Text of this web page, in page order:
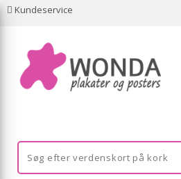
Kundeservice